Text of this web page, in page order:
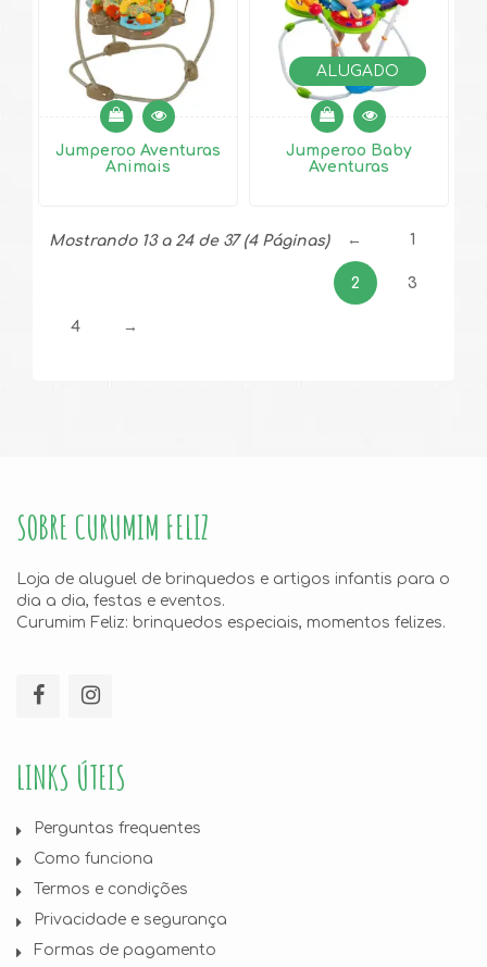
Jumperoo Aventuras
Animais
ALUGADO
Jumperoo Baby
Aventuras
Mostrando 13 a 24 de 37 (4 Páginas) ← 1
2 3
4 →
SOBRE CURUMIM FELIZ
Loja de aluguel de brinquedos e artigos infantis para o
dia a dia, festas e eventos.
Curumim Feliz: brinquedos especiais, momentos felizes.
LINKS ÚTEIS
Perguntas frequentes
Como funciona
Termos e condições
Privacidade e segurança
Formas de pagamento